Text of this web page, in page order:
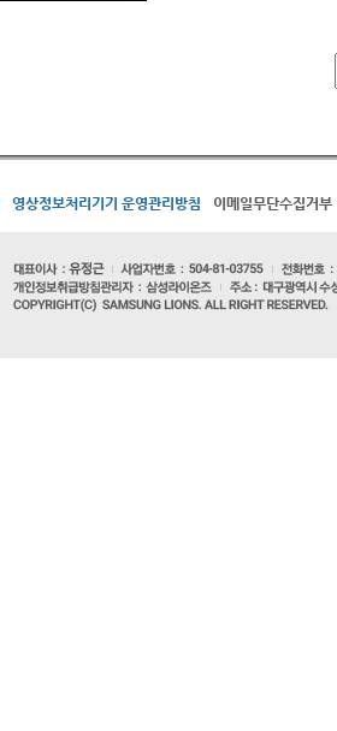
영상정보처리기기 운영관리방침 이메일무단수집거부